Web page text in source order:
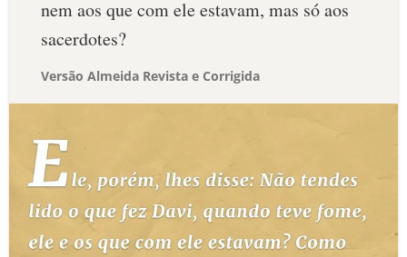
nem aos que com ele estavam, mas só aos
sacerdotes?
Versão Almeida Revista e Corrigida